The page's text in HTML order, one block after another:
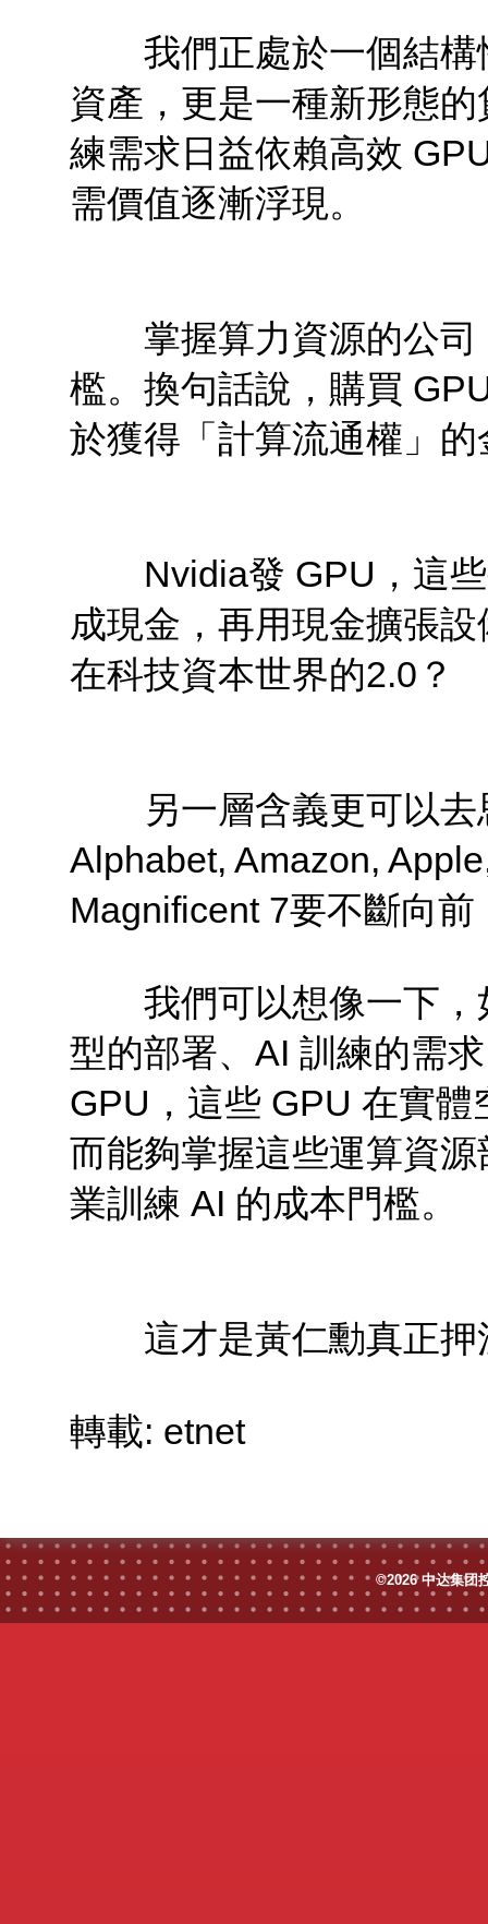
我們正處於一個結構
資產，更是一種新形態
練需求日益依賴高效
需價值逐漸浮現。
掌握算力資源的公司
檻。換句話說，購買
於獲得「計算流通權」
Nvidia發 GPU，這些
成現金，再用現金擴張
在科技資本世界的2.0？
另一層含義更可以去
Alphabet, Amazon,
Magnificent 7要不斷向
我們可以想像一下，
型的部署、AI 訓練的需
GPU，這些 GPU 在實
而能夠掌握這些運算資
業訓練 AI 的成本門檻。
這才是黃仁勳真正押
轉載: etnet
©2026 中达集团